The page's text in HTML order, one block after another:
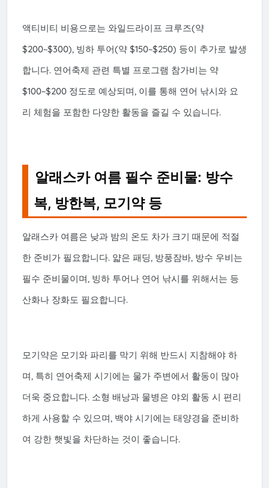
액티비티 비용으로는 와일드라이프 크루즈(약
$200~$300), 빙하 투어(약 $150~$250) 등이 추가로 발생
합니다. 연어축제 관련 특별 프로그램 참가비는 약
$100~$200 정도로 예상되며, 이를 통해 연어 낚시와 요
리 체험을 포함한 다양한 활동을 즐길 수 있습니다.
알래스카 여름 필수 준비물: 방수
복, 방한복, 모기약 등
알래스카 여름은 낮과 밤의 온도 차가 크기 때문에 적절
한 준비가 필요합니다. 얇은 패딩, 방풍잠바, 방수 우비는
필수 준비물이며, 빙하 투어나 연어 낚시를 위해서는 등
산화나 장화도 필요합니다.
모기약은 모기와 파리를 막기 위해 반드시 지참해야 하
며, 특히 연어축제 시기에는 물가 주변에서 활동이 많아
더욱 중요합니다. 소형 배낭과 물병은 야외 활동 시 편리
하게 사용할 수 있으며, 백야 시기에는 태양경을 준비하
여 강한 햇빛을 차단하는 것이 좋습니다.